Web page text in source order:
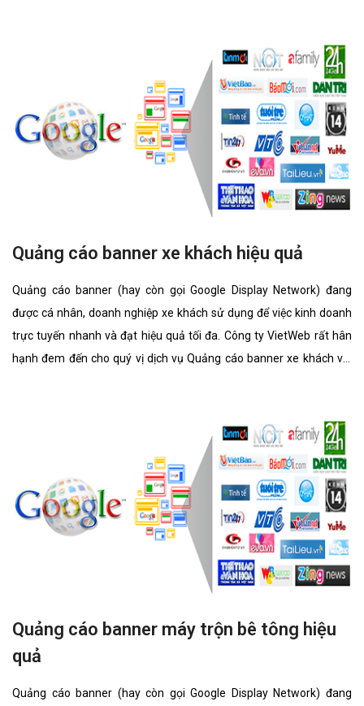
Quảng cáo banner xe khách hiệu quả
Quảng cáo banner (hay còn gọi Google Display Network) đang
được cá nhân, doanh nghiệp xe khách sử dụng để việc kinh doanh
trực tuyến nhanh và đạt hiệu quả tối đa. Công ty VietWeb rất hân
hạnh đem đến cho quý vị dịch vụ Quảng cáo banner xe khách với
Quảng cáo banner máy trộn bê tông hiệu
quả
Quảng cáo banner (hay còn gọi Google Display Network) đang